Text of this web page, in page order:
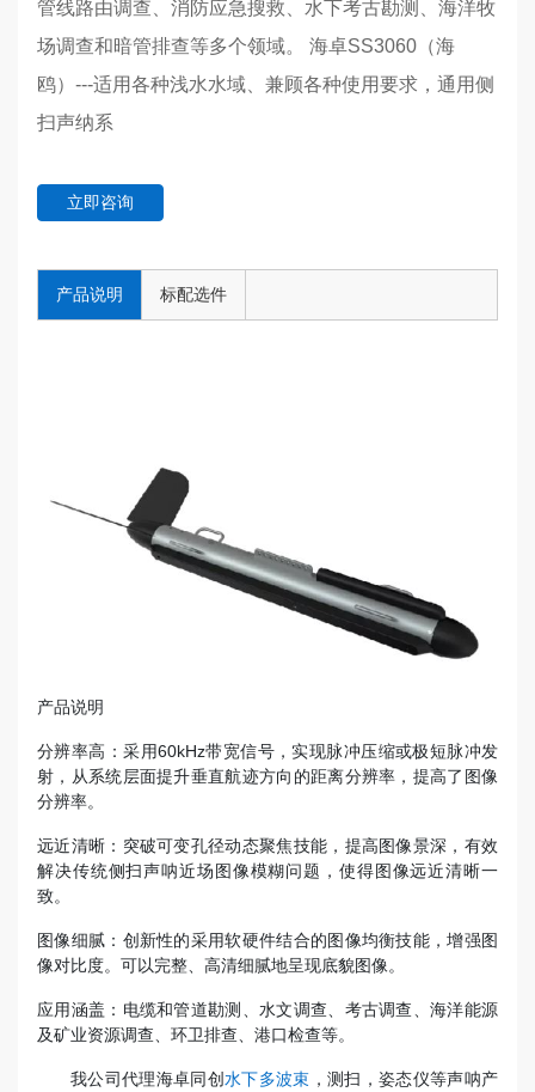
管线路由调查、消防应急搜救、水下考古勘测、海洋牧
场调查和暗管排查等多个领域。 海卓SS3060（海
鸥）---适用各种浅水水域、兼顾各种使用要求，通用侧
扫声纳系
立即咨询
产品说明 标配选件
产品说明
分辨率高：采用60kHz带宽信号，实现脉冲压缩或极短脉冲发
射，从系统层面提升垂直航迹方向的距离分辨率，提高了图像
分辨率。
远近清晰：突破可变孔径动态聚焦技能，提高图像景深，有效
解决传统侧扫声呐近场图像模糊问题，使得图像远近清晰一
致。
图像细腻：创新性的采用软硬件结合的图像均衡技能，增强图
像对比度。可以完整、高清细腻地呈现底貌图像。
应用涵盖：电缆和管道勘测、水文调查、考古调查、海洋能源
及矿业资源调查、环卫排查、港口检查等。
我公司代理海卓同创水下多波束 ，测扫，姿态仪等声呐产